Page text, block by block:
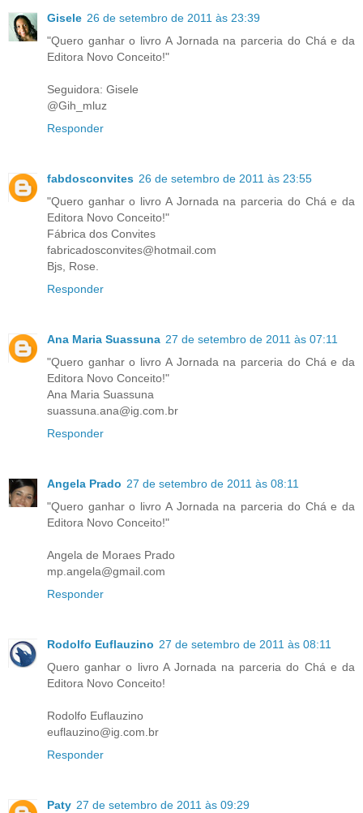
Gisele 26 de setembro de 2011 às 23:39
"Quero ganhar o livro A Jornada na parceria do Chá e da
Editora Novo Conceito!"
Seguidora: Gisele
@Gih_mluz
Responder
fabdosconvites 26 de setembro de 2011 às 23:55
"Quero ganhar o livro A Jornada na parceria do Chá e da
Editora Novo Conceito!"
Fábrica dos Convites
fabricadosconvites@hotmail.com
Bjs, Rose.
Responder
Ana Maria Suassuna 27 de setembro de 2011 às 07:11
"Quero ganhar o livro A Jornada na parceria do Chá e da
Editora Novo Conceito!"
Ana Maria Suassuna
suassuna.ana@ig.com.br
Responder
Angela Prado 27 de setembro de 2011 às 08:11
"Quero ganhar o livro A Jornada na parceria do Chá e da
Editora Novo Conceito!"
Angela de Moraes Prado
mp.angela@gmail.com
Responder
Rodolfo Euflauzino 27 de setembro de 2011 às 08:11
Quero ganhar o livro A Jornada na parceria do Chá e da
Editora Novo Conceito!
Rodolfo Euflauzino
euflauzino@ig.com.br
Responder
Paty 27 de setembro de 2011 às 09:29